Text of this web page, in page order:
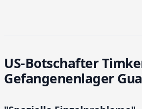
US-Botschafter
Gefangenenlager